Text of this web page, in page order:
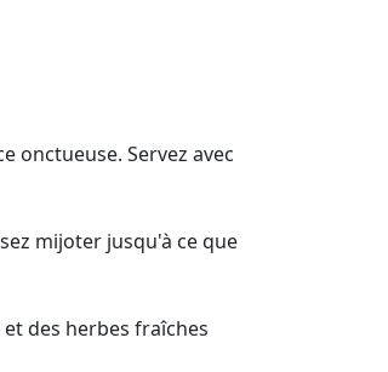
onctueuse. Servez avec
mijoter jusqu'à ce que
des herbes fraîches